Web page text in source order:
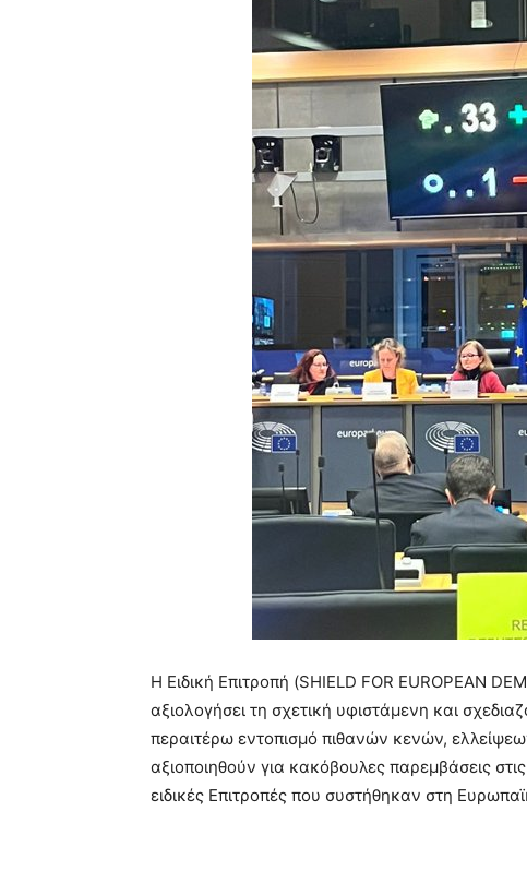
H Ειδική Επιτροπή (SHIELD FOR EUROPEAN
αξιολογήσει τη σχετική υφιστάμενη και
περαιτέρω εντοπισμό πιθανών κενών,
αξιοποιηθούν για κακόβουλες παρεμβάσεις
ειδικές Επιτροπές που συστήθηκαν στη